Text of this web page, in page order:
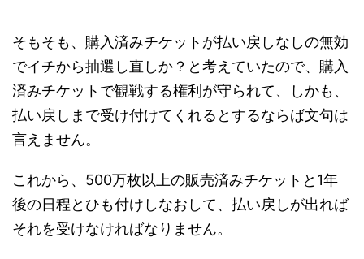
そもそも、購入済みチケットが払い戻しなしの無効
でイチから抽選し直しか？と考えていたので、購入
済みチケットで観戦する権利が守られて、しかも、
払い戻しまで受け付けてくれるとするならば文句は
言えません。
これから、500万枚以上の販売済みチケットと1年
後の日程とひも付けしなおして、払い戻しが出れば
それを受けなければなりません。